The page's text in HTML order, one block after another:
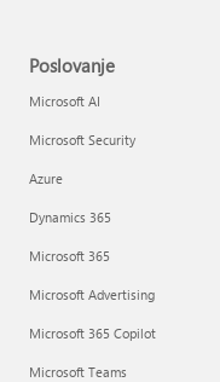
Poslovanje
Microsoft AI
Microsoft Security
Azure
Dynamics 365
Microsoft 365
Microsoft Advertising
Microsoft 365 Copilot
Microsoft Teams